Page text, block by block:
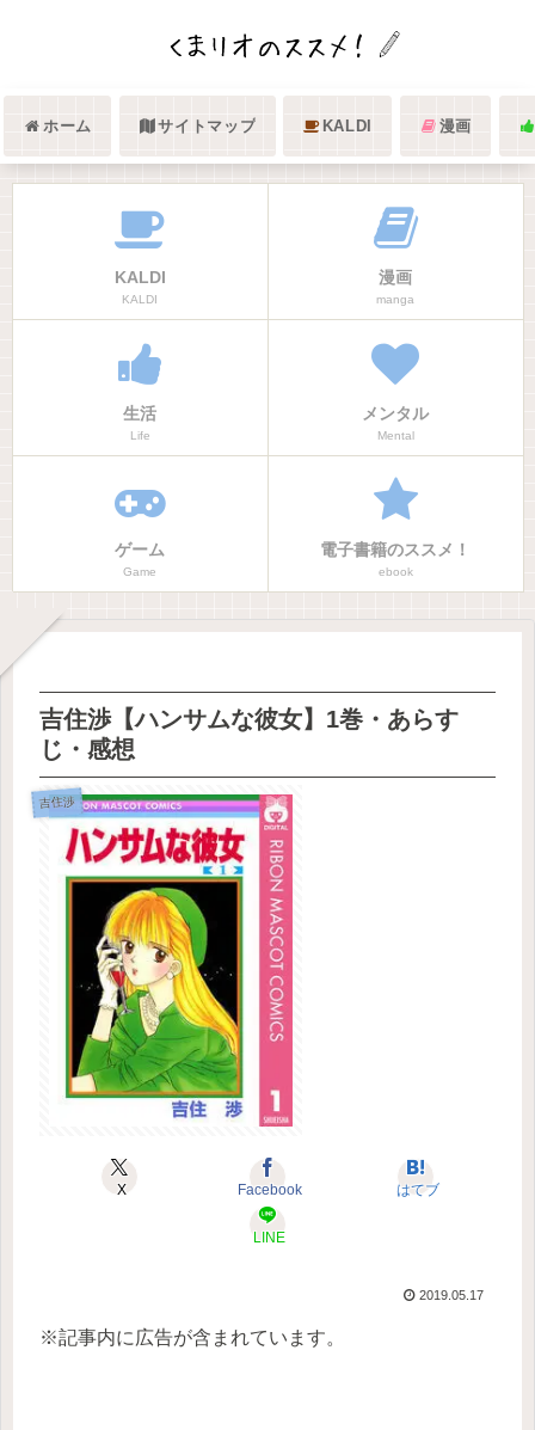
ホーム サイトマップ KALDI 漫画
KALDI
KALDI
漫画
manga
生活
Life
メンタル
Mental
ゲーム
Game
電子書籍のススメ！
ebook
吉住渉【ハンサムな彼女】1巻・あらす
じ・感想
吉住渉
X Facebook はてブ
LINE
2019.05.17
※記事内に広告が含まれています。